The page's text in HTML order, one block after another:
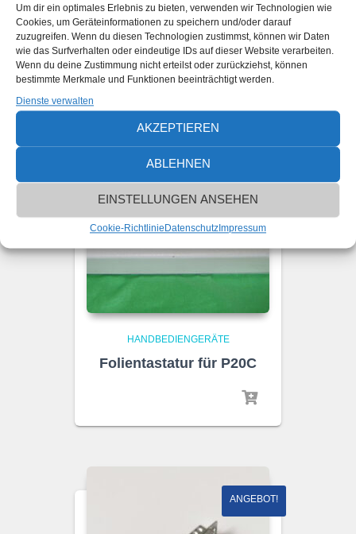
Um dir ein optimales Erlebnis zu bieten, verwenden wir Technologien wie
Cookies, um Geräteinformationen zu speichern und/oder darauf
zuzugreifen. Wenn du diesen Technologien zustimmst, können wir Daten
wie das Surfverhalten oder eindeutige IDs auf dieser Website verarbeiten.
Wenn du deine Zustimmung nicht erteilst oder zurückziehst, können
bestimmte Merkmale und Funktionen beeinträchtigt werden.
Dienste verwalten
AKZEPTIEREN
ABLEHNEN
EINSTELLUNGEN ANSEHEN
Cookie-Richtlinie Datenschutz Impressum
HANDBEDIENGERÄTE
Folientastatur für P20C
ANGEBOT!